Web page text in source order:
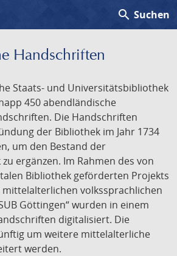
search Suchen
Handschriften
Staats- und Universitätsbibliothek
450 abendländische
Die Handschriften
der Bibliothek im Jahr 1734
um den Bestand der
ergänzen. Im Rahmen des von
Bibliothek geförderten Projekts
volkssprachlichen
Göttingen“ wurden in einem
digitalisiert. Die
um weitere mittelalterliche
werden.